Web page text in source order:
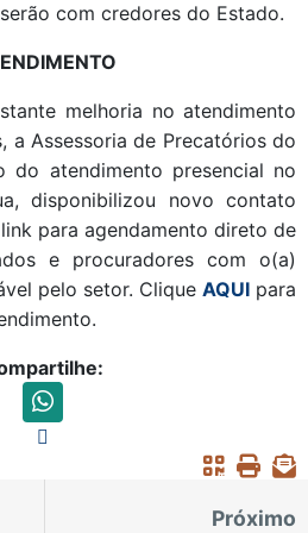
com credores do Estado.
melhoria no atendimento
a Assessoria de Precatórios do
do atendimento presencial no
disponibilizou novo contato
para agendamento direto de
e procuradores com o(a)
pelo setor. CliqueAQUI para
Próximo